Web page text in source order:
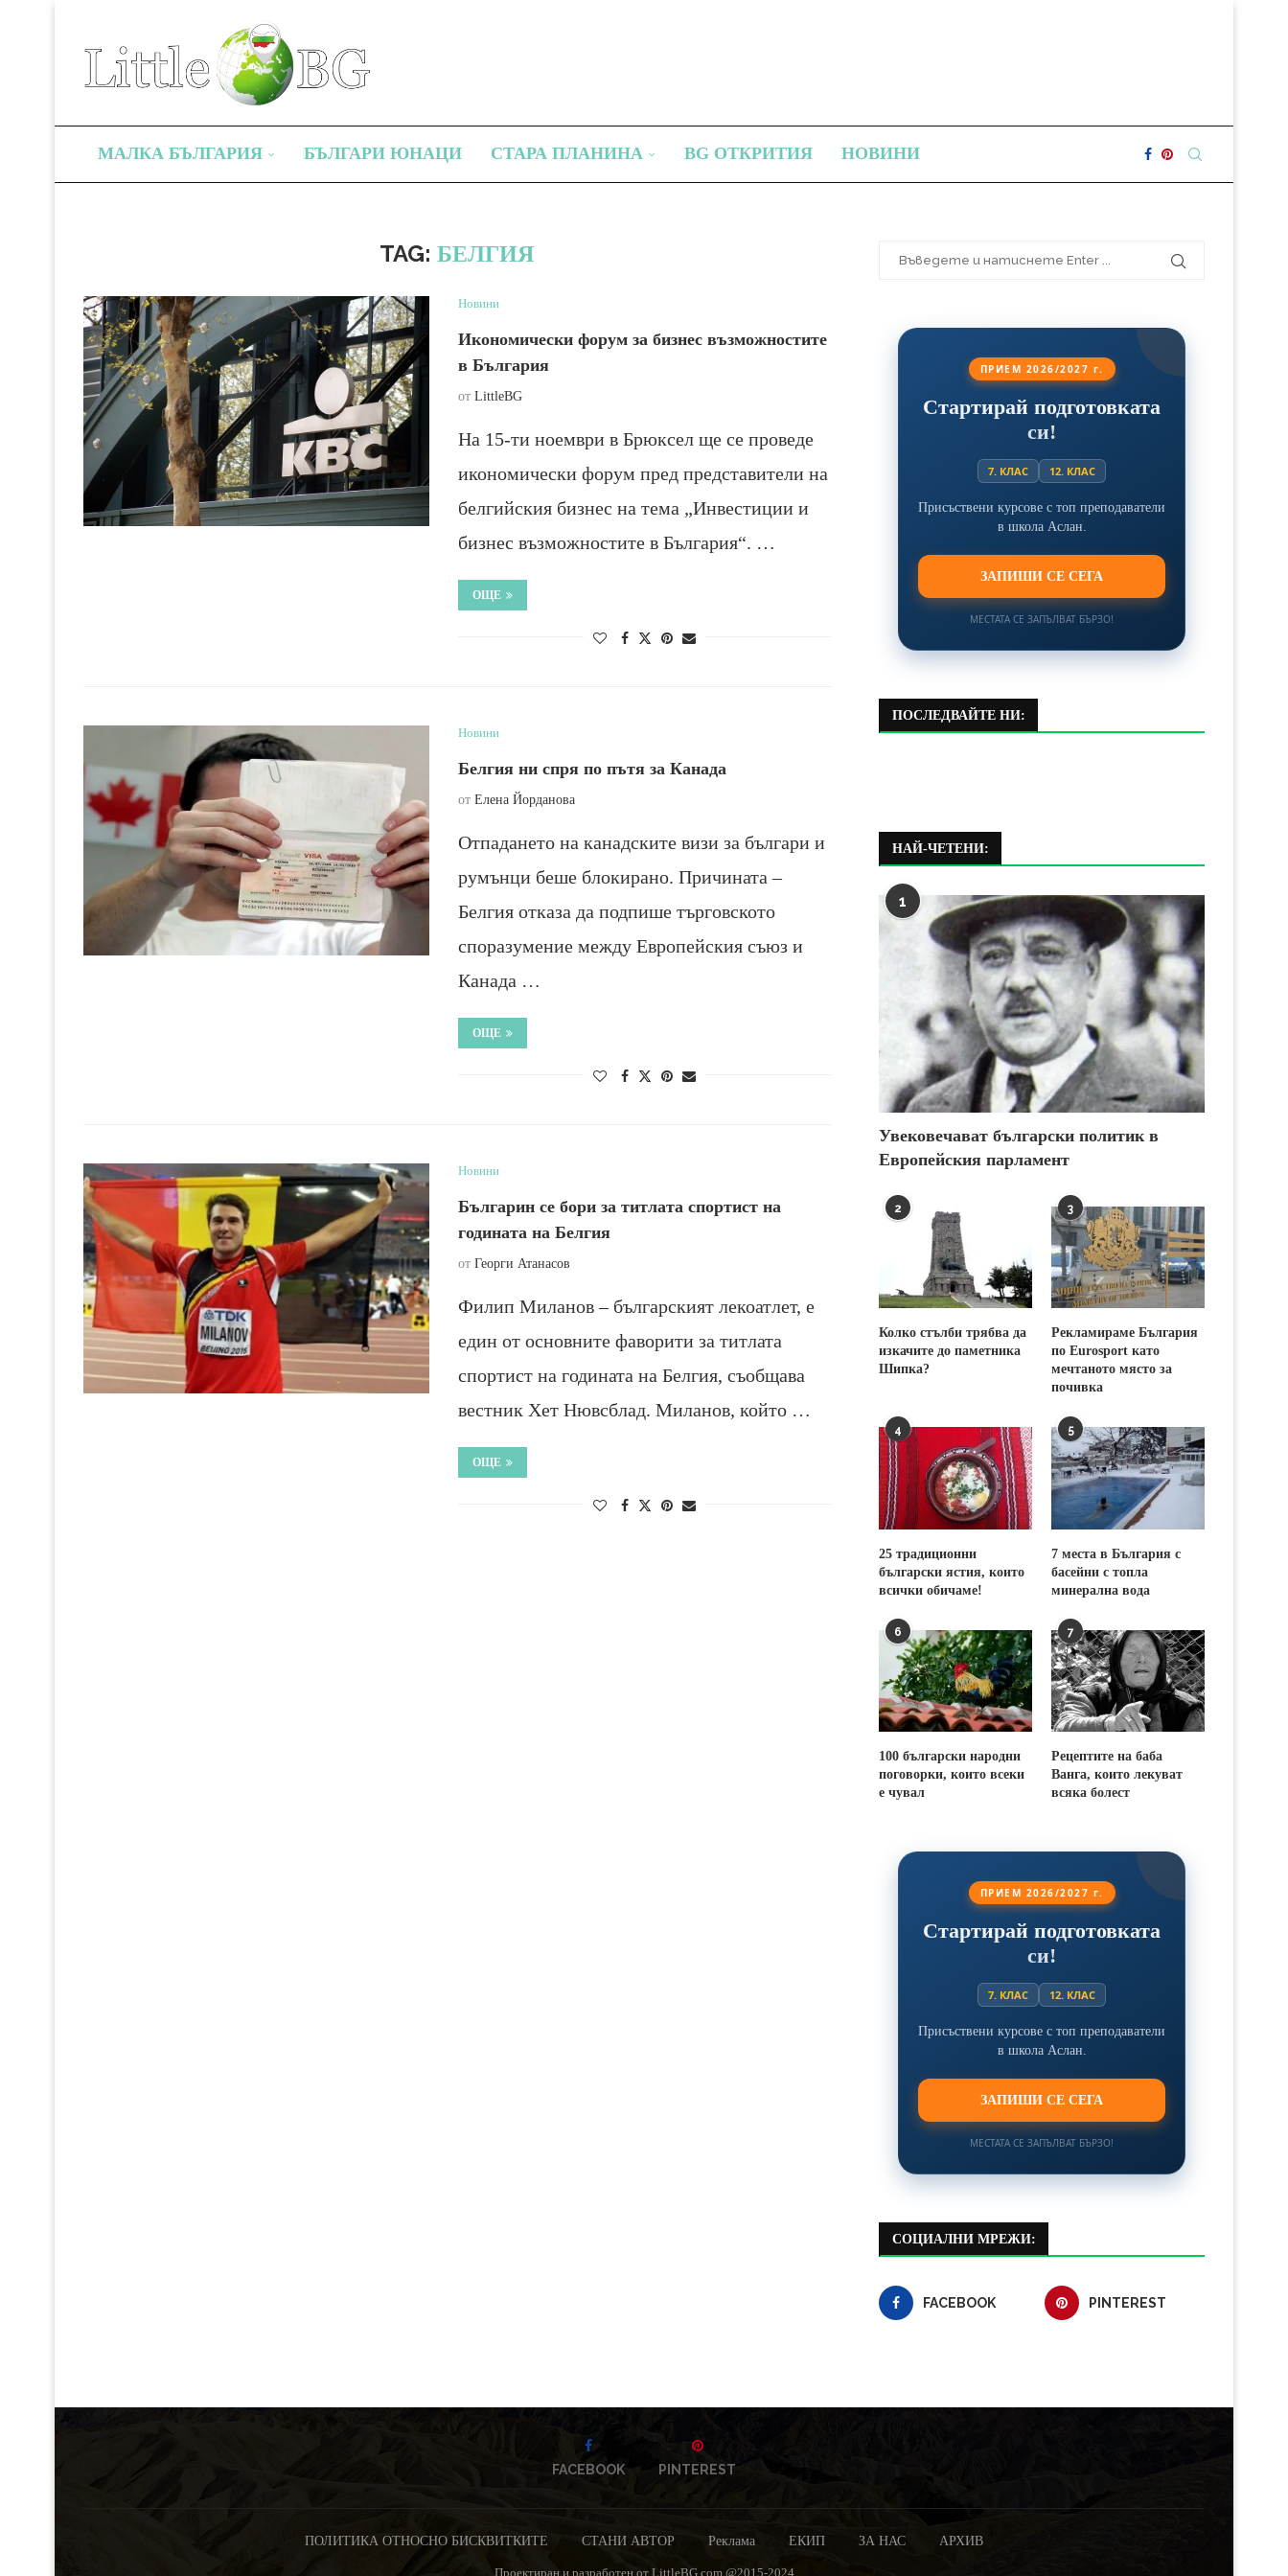
МАЛКА БЪЛГАРИЯ БЪЛГАРИ ЮНАЦИ СТАРА ПЛАНИНА BG ОТКРИТИЯ НОВИНИ
TAG:БЕЛГИЯ
Новини
Икономически форум за бизнес възможностите
в България
от LittleBG
На 15-ти ноември в Брюксел ще се проведе
икономически форум пред представители на
белгийския бизнес на тема „Инвестиции и
бизнес възможностите в България“. …
ОЩЕ
Новини
Белгия ни спря по пътя за Канада
от Елена Йорданова
Отпадането на канадските визи за българи и
румънци беше блокирано. Причината –
Белгия отказа да подпише търговското
споразумение между Европейския съюз и
Канада …
ОЩЕ
Новини
Българин се бори за титлата спортист на
годината на Белгия
от Георги Атанасов
Филип Миланов – българският лекоатлет, е
един от основните фаворити за титлата
спортист на годината на Белгия, съобщава
вестник Хет Нювсблад. Миланов, който …
ОЩЕ
ПРИЕМ 2026/2027 г.
Стартирай подготовката
си!
7. КЛАС 12. КЛАС
Присъствени курсове с топ преподаватели
в школа Аслан.
ЗАПИШИ СЕ СЕГА
МЕСТАТА СЕ ЗАПЪЛВАТ БЪРЗО!
ПОСЛЕДВАЙТЕ НИ:
НАЙ-ЧЕТЕНИ:
1
Увековечават български политик в
Европейския парламент
2
Колко стълби трябва да
изкачите до паметника
Шипка?
3
Рекламираме България
по Eurosport като
мечтаното място за
почивка
4
25 традиционни
български ястия, които
всички обичаме!
5
7 места в България с
басейни с топла
минерална вода
6
100 български народни
поговорки, които всеки
е чувал
7
Рецептите на баба
Ванга, които лекуват
всяка болест
ПРИЕМ 2026/2027 г.
Стартирай подготовката
си!
7. КЛАС 12. КЛАС
Присъствени курсове с топ преподаватели
в школа Аслан.
ЗАПИШИ СЕ СЕГА
МЕСТАТА СЕ ЗАПЪЛВАТ БЪРЗО!
СОЦИАЛНИ МРЕЖИ:
FACEBOOK PINTEREST
FACEBOOK PINTEREST
ПОЛИТИКА ОТНОСНО БИСКВИТКИТЕ СТАНИ АВТОР Реклама ЕКИП ЗА НАС АРХИВ
Проектиран и разработен от LittleBG.com @2015-2024